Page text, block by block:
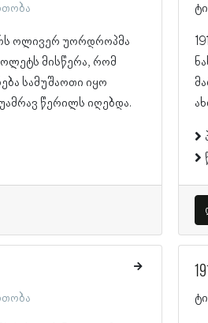
ოლივერ უორდროპმა
მისწერა, რომ
სამუშაოთი იყო
წერილს იღებდა.